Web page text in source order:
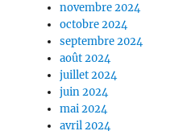
novembre 2024
octobre 2024
septembre 2024
août 2024
juillet 2024
juin 2024
mai 2024
avril 2024